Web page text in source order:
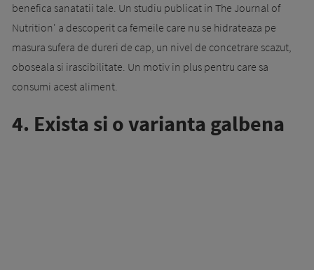
benefica sanatatii tale. Un studiu publicat in The Journal of
Nutrition' a descoperit ca femeile care nu se hidrateaza pe
masura sufera de dureri de cap, un nivel de concetrare scazut,
oboseala si irascibilitate. Un motiv in plus pentru care sa
consumi acest aliment.
4. Exista si o varianta galbena